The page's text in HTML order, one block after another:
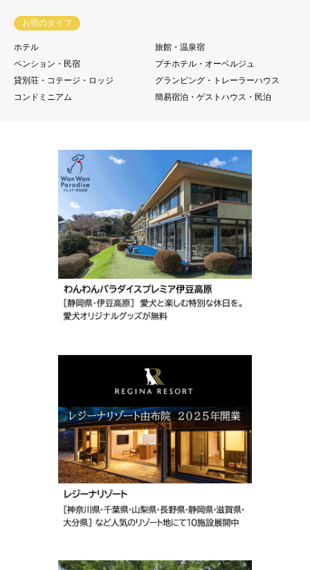
お宿のタイプ
ホテル
旅館・温泉宿
ペンション・民宿
プチホテル・オーベルジュ
貸別荘・コテージ・ロッジ
グランピング・トレーラーハウス
コンドミニアム
簡易宿泊・ゲストハウス・民泊